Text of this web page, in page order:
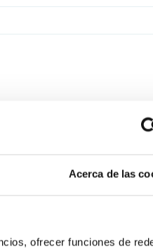
Acerca de las
ofrecer funciones de